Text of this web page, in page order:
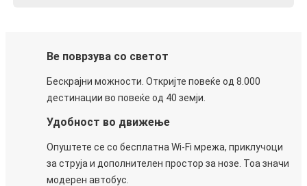
Ве поврзува со светот
Бескрајни можности. Откријте повеќе од 8.000
дестинации во повеќе од 40 земји.
Удобност во движење
Опуштете се со бесплатна Wi-Fi мрежа, приклучоци
за струја и дополнителен простор за нозе. Тоа значи
модерен автобус.